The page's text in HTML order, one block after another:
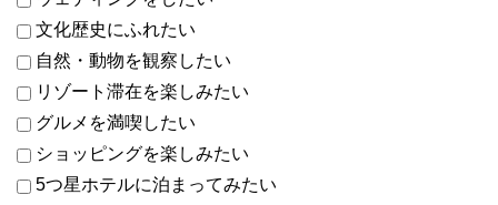
文化歴史にふれたい
自然・動物を観察したい
リゾート滞在を楽しみたい
グルメを満喫したい
ショッピングを楽しみたい
5つ星ホテルに泊まってみたい